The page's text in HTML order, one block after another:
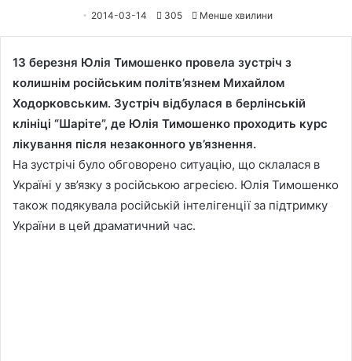
2014-03-14 305 Менше хвилини
13 березня Юлія Тимошенко провела зустріч з
колишнім російським політв’язнем Михайлом
Ходорковським. Зустріч відбулася в берлінській
клініці “Шаріте”, де Юлія Тимошенко проходить курс
лікування після незаконного ув’язнення.
На зустрічі було обговорено ситуацію, що склалася в
Україні у зв’язку з російською агресією. Юлія Тимошенко
також подякувала російській інтелігенції за підтримку
України в цей драматичний час.